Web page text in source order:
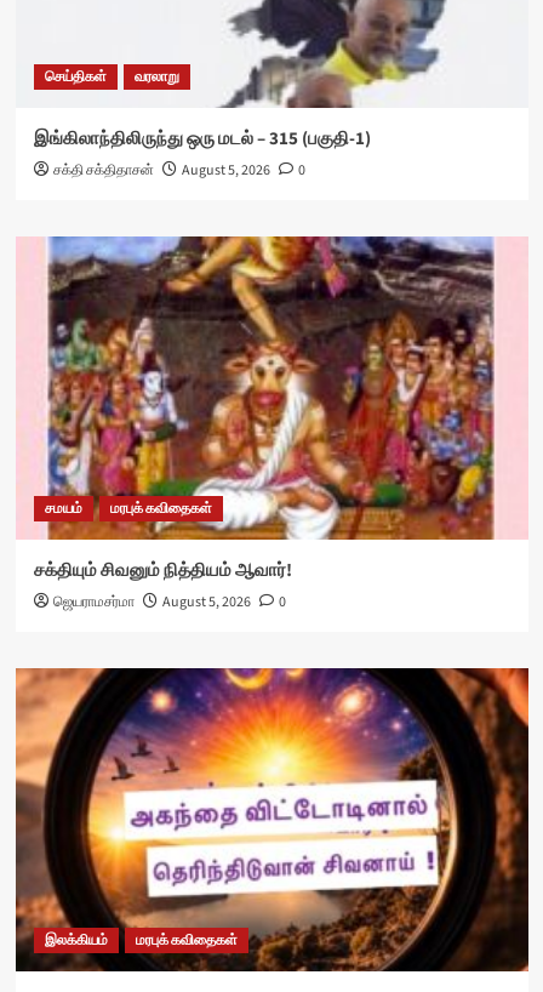
செய்திகள் வரலாறு
இங்கிலாந்திலிருந்து ஒரு மடல் – 315 (பகுதி-1)
சக்தி சக்திதாசன் August 5, 2026 0
சமயம் மரபுக் கவிதைகள்
சக்தியும் சிவனும் நித்தியம் ஆவார்!
ஜெயராமசர்மா August 5, 2026 0
இலக்கியம் மரபுக் கவிதைகள்